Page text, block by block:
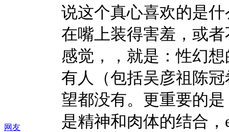
网友
说这个真心喜欢的是
在嘴上装得害羞，或
感觉，，就是：性幻
有人（包括吴彦祖陈冠
望都没有。更重要的
是精神和肉体的结合，